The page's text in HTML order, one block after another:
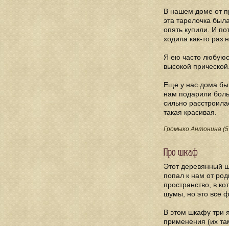
В нашем доме от
эта тарелочка
опять купили. И
ходила как-то раз
Я ею часто
высокой
Еще у нас дома
нам подарили
сильно
такая красивая.
Громыко Антонина (5
Про шкаф
Этот деревянный
попал к нам от
пространство, в
шумы, но это все
В этом шкафу три
применения (их